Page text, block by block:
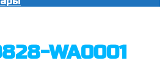
WA0001